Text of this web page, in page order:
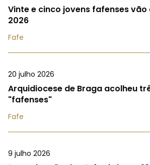
Vinte e cinco jovens fafenses vão
2026
Fafe
20 julho 2026
Arquidiocese de Braga acolheu
"fafenses"
Fafe
9 julho 2026